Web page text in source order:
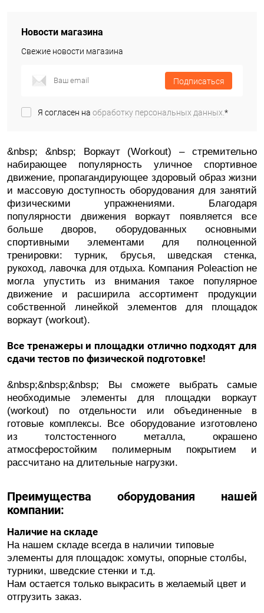
Новости магазина
Свежие новости магазина
Подписаться
Я согласен на обработку персональных данных.*
&nbsp; &nbsp; Воркаут (Workout) – стремительно
набирающее популярность уличное спортивное
движение, пропагандирующее здоровый образ жизни
и массовую доступность оборудования для занятий
физическими упражнениями. Благодаря
популярности движения воркаут появляется все
больше дворов, оборудованных основными
спортивными элементами для полноценной
тренировки: турник, брусья, шведская стенка,
рукоход, лавочка для отдыха. Компания Poleaction не
могла упустить из внимания такое популярное
движение и расширила ассортимент продукции
собственной линейкой элементов для площадок
воркаут (workout).
Все тренажеры и площадки отлично подходят для
сдачи тестов по физической подготовке!
&nbsp;&nbsp;&nbsp; Вы сможете выбрать самые
необходимые элементы для площадки воркаут
(workout) по отдельности или объединенные в
готовые комплексы. Все оборудование изготовлено
из толстостенного металла, окрашено
атмосферостойким полимерным покрытием и
рассчитано на длительные нагрузки.
Преимущества оборудования нашей
компании:
Наличие на складе
На нашем складе всегда в наличии типовые
элементы для площадок: хомуты, опорные столбы,
турники, шведские стенки и т.д.
Нам остается только выкрасить в желаемый цвет и
отгрузить заказ.